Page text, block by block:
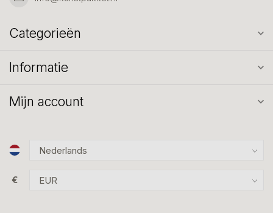
Categorieën
Informatie
Mijn account
€